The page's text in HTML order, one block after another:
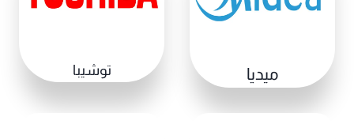
ميديا توشيبا